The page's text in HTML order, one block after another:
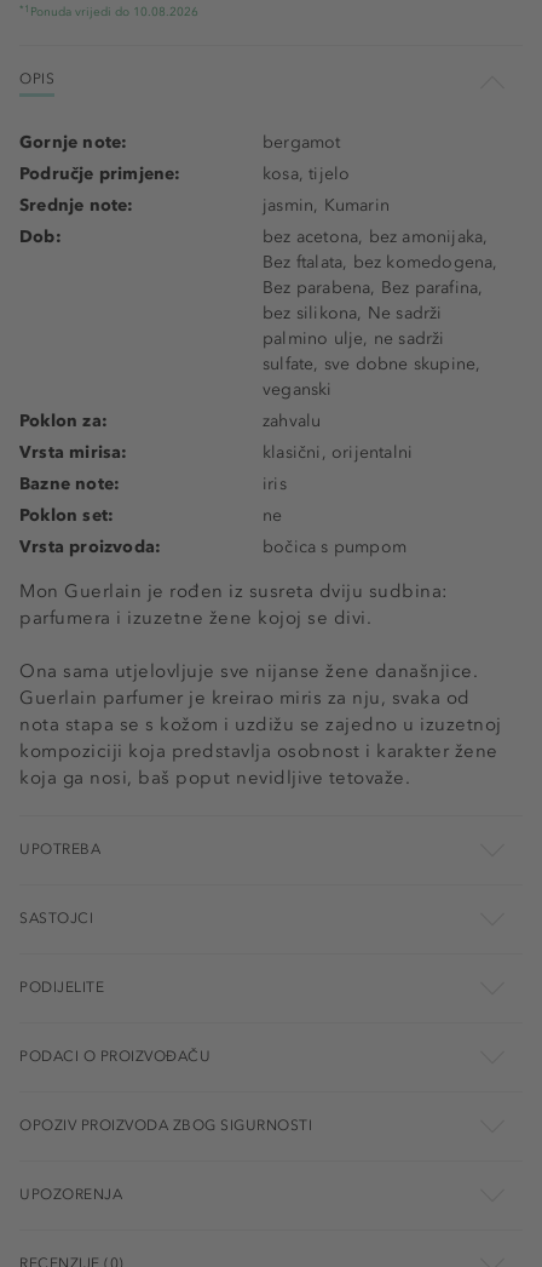
*1 Ponuda vrijedi do 10.08.2026
OPIS
Mon Guerlain je rođen iz susreta dviju sudbina:
parfumera i izuzetne žene kojoj se divi.
Ona sama utjelovljuje sve nijanse žene današnjice.
Guerlain parfumer je kreirao miris za nju, svaka od
nota stapa se s kožom i uzdižu se zajedno u izuzetnoj
kompoziciji koja predstavlja osobnost i karakter žene
koja ga nosi, baš poput nevidljive tetovaže.
Gornje note:
bergamot
Područje primjene:
kosa, tijelo
Srednje note:
jasmin, Kumarin
Dob:
bez acetona, bez amonijaka,
Bez ftalata, bez komedogena,
Bez parabena, Bez parafina,
bez silikona, Ne sadrži
palmino ulje, ne sadrži
sulfate, sve dobne skupine,
veganski
Poklon za:
zahvalu
Vrsta mirisa:
klasični, orijentalni
Bazne note:
iris
Poklon set:
ne
Vrsta proizvoda:
bočica s pumpom
UPOTREBA
SASTOJCI
PODIJELITE
PODACI O PROIZVOĐAČU
OPOZIV PROIZVODA ZBOG SIGURNOSTI
UPOZORENJA